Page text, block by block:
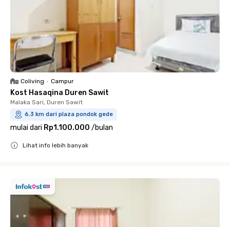
Coliving • Campur
Kost Hasaqina Duren Sawit
Malaka Sari, Duren Sawit
6.3 km dari plaza pondok gede
mulai dari Rp1.100.000 /bulan
Lihat info lebih banyak